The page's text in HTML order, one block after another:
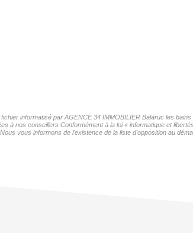
informatisé par AGENCE 34 IMMOBILIER Balaruc les
à nos conseillers Conformément à la loi « informatique et
vous informons de l'existence de la liste d'opposition au